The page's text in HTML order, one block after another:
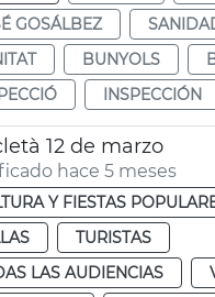
GOSÁLBEZ
BUNYOLS
INSPECCIÓN
12 de marzo
hace 5 meses
Y FIESTAS
TURISTAS
LAS AUDIENCIAS